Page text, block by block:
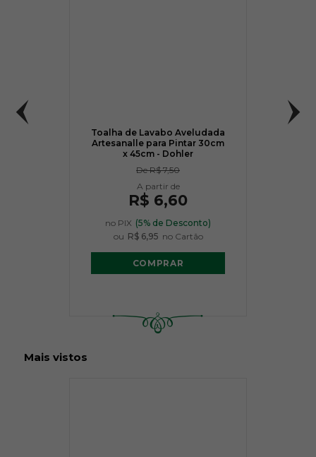
Toalha de Lavabo Aveludada
Artesanalle para Pintar 30cm
x 45cm - Dohler
DeR$ 7,50
R$ 6,60
no PIX (5% de Desconto)
ou R$ 6,95 no Cartão
COMPRAR
Mais vistos